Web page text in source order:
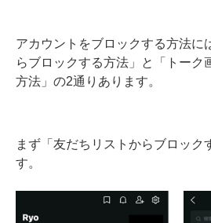
アカウントをブロックする方法に
らブロックする方法」と「トーク
方法」の2通りあります。
まず「友だちリストからブロック
す。